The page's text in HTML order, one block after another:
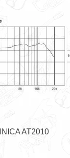
AT2010